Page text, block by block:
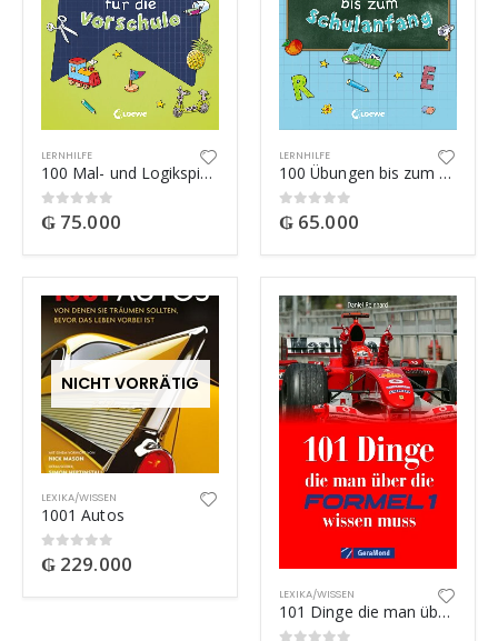
LERNHILFE
100 Mal- und Logikspiele für die Vorschule
0out of 5
₲ 75.000
LERNHILFE
100 Übungen bis zum Schulanfang
0out of 5
₲ 65.000
NICHT VORRÄTIG
LEXIKA/WISSEN
1001 Autos
0out of 5
₲ 229.000
LEXIKA/WISSEN
101 Dinge die man über die Formel 1 wissen muss